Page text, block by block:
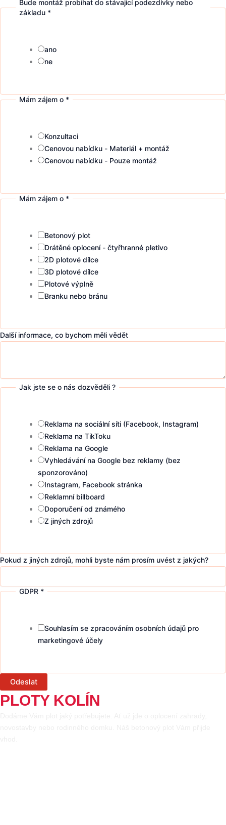
Bude montáž probíhat do stávající podezdívky nebo
základu *
ano
ne
Mám zájem o *
Konzultaci
Cenovou nabídku - Materiál + montáž
Cenovou nabídku - Pouze montáž
Mám zájem o *
Betonový plot
Drátěné oplocení - čtyřhranné pletivo
2D plotové dílce
3D plotové dílce
Plotové výplně
Branku nebo bránu
Další informace, co bychom měli vědět
Jak jste se o nás dozvěděli ?
Reklama na sociální síti (Facebook, Instagram)
Reklama na TikToku
Reklama na Google
Vyhledávání na Google bez reklamy (bez
sponzorováno)
Instagram, Facebook stránka
Reklamní billboard
Doporučení od známého
Z jiných zdrojů
Pokud z jiných zdrojů, mohli byste nám prosím uvést z jakých?
GDPR *
Souhlasím se zpracováním osobních údajů pro
marketingové účely
Odeslat
PLOTY KOLÍN